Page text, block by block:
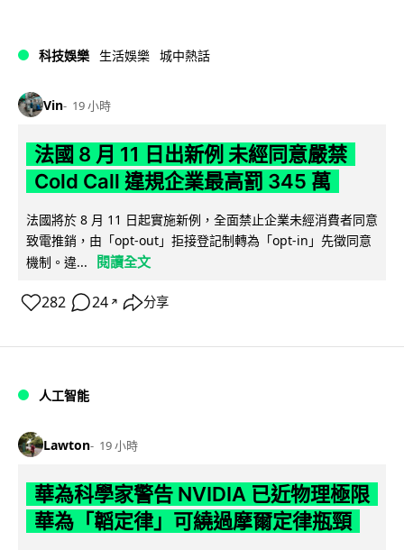
科技娛樂 生活娛樂 城中熱話
Vin 19 小時
法國 8 月 11 日出新例 未經同意嚴禁
Cold Call 違規企業最高罰 345 萬
法國將於 8 月 11 日起實施新例，全面禁止企業未經消費者同意
致電推銷，由「opt-out」拒接登記制轉為「opt-in」先徵同意
機制。違...
閱讀全文
282 24 ↗ 分享
人工智能
Lawton 19 小時
華為科學家警告 NVIDIA 已近物理極限
華為「韜定律」可繞過摩爾定律瓶頸